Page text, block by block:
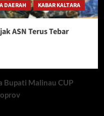
DAERAH KABAR KALTARA
ASN Terus Tebar
Bupati Malinau CUP